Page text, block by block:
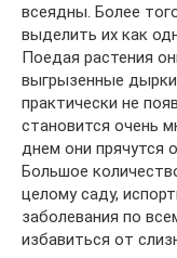
всеядны. Более
выделить их как
Поедая растения
выгрызенные дырки
практически не
становится очень
днем они прячутся
Большое
целому саду,
заболевания по
избавиться от